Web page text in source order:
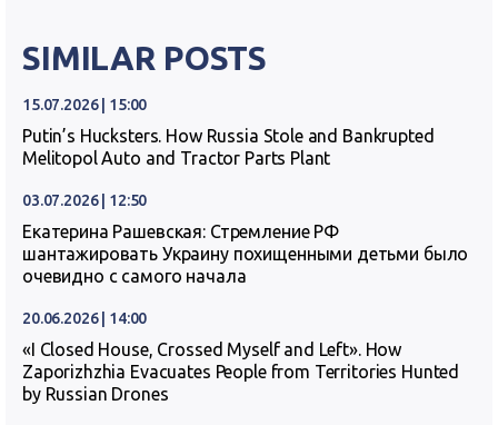
SIMILAR POSTS
15.07.2026 | 15:00
Putin’s Hucksters. How Russia Stole and Bankrupted
Melitopol Auto and Tractor Parts Plant
03.07.2026 | 12:50
Екатерина Рашевская: Стремление РФ
шантажировать Украину похищенными детьми было
очевидно с самого начала
20.06.2026 | 14:00
«I Closed House, Crossed Myself and Left». How
Zaporizhzhia Evacuates People from Territories Hunted
by Russian Drones